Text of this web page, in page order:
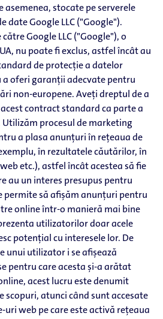
stocate pe serverele
date Google LLC ("Google").
Google LLC ("Google"), o
nu poate fi exclus, astfel încât au
de protecție a datelor
a oferi garanții adecvate pentru
non-europene. Aveți dreptul de a
contract standard ca parte a
procesul de marketing
a plasa anunțuri în rețeaua de
în rezultatele căutărilor, în
etc.), astfel încât acestea să fie
au un interes presupus pentru
permite să afișăm anunțuri pentru
online într-o manieră mai bine
utilizatorilor doar acele
potențial cu interesele lor. De
unui utilizator i se afișează
pentru care acesta și-a arătat
acest lucru este denumit
scopuri, atunci când sunt accesate
web pe care este activă rețeaua